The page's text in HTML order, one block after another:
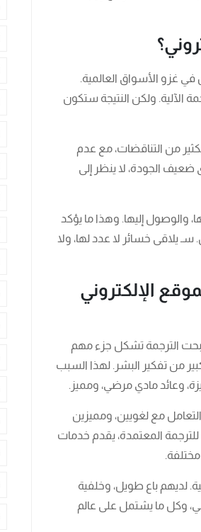
في غزو الأسواق العالمية.
الآلية. ولكن النتيجة ستكون
من التناقضات، مع عدم
الجودة، لا ينظر إلى
والوصول إليها. وهذا ما يؤكد
يلاقى خسائر لا عدد لها، ولا
الإلكتروني
الترجمة تشكل جزء مهم
من تفكير البشر. لهذا السبب
وعائد مادي مرضي، ومميز.
مع لغويين، ومميزين
للترجمة المعتمدة، يقدم خدمات
لديهم باع طويل، وخلفية
وكل ما يشتمل على عالم